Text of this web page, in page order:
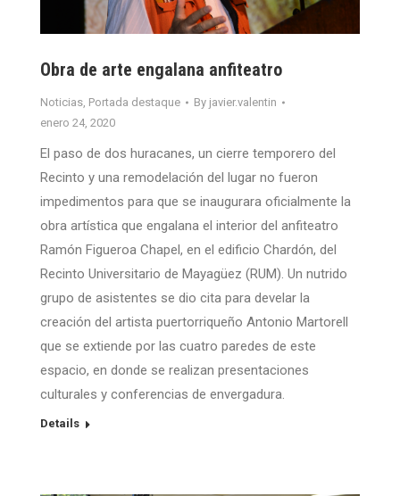
Obra de arte engalana anfiteatro
Noticias, Portada destaque By javier.valentin
enero 24, 2020
El paso de dos huracanes, un cierre temporero del
Recinto y una remodelación del lugar no fueron
impedimentos para que se inaugurara oficialmente la
obra artística que engalana el interior del anfiteatro
Ramón Figueroa Chapel, en el edificio Chardón, del
Recinto Universitario de Mayagüez (RUM). Un nutrido
grupo de asistentes se dio cita para develar la
creación del artista puertorriqueño Antonio Martorell
que se extiende por las cuatro paredes de este
espacio, en donde se realizan presentaciones
culturales y conferencias de envergadura.
Details